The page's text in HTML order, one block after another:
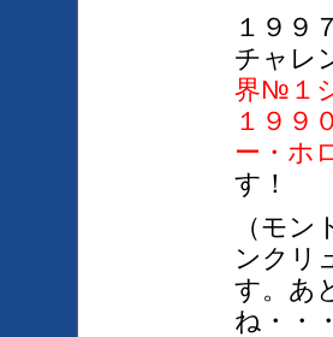
１９９
チャレ
界№１
１９９
ー・ホ
す！
（モ
ンクリ
す。あ
ね・・